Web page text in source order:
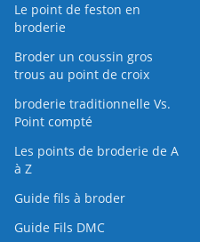
Le point de feston en
broderie
Broder un coussin gros
trous au point de croix
broderie traditionnelle Vs.
Point compté
Les points de broderie de A
à Z
Guide fils à broder
Guide Fils DMC